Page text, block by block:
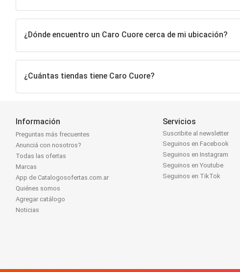
¿Dónde encuentro un Caro Cuore cerca de mi ubicación?
¿Cuántas tiendas tiene Caro Cuore?
Información
Preguntas más frecuentes
Anunciá con nosotros?
Todas las ofertas
Marcas
App de Catalogosofertas.com.ar
Quiénes somos
Agregar catálogo
Noticias
Servicios
Suscribite al newsletter
Seguinos en Facebook
Seguinos en Instagram
Seguinos en Youtube
Seguinos en TikTok